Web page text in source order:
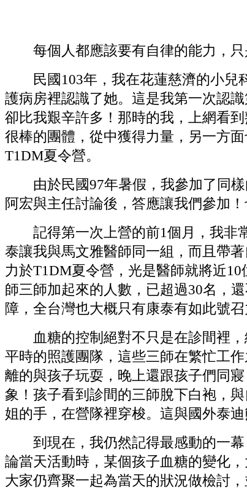
每個人都應該要有自律的能力，只
民國103年，我在花蓮慈濟的小兒科
護病房裡認識了她。這是我第一次認
卻比我艱辛許多！那時的我，上網看
很棒的團體，從中獲得力量，另一方
T1DM夏令營。
由於民國97年暑假，我參加了同樣
阿宏與主任討論後，答應讓我們參加
記得第一次上營的前1個月，我非常
泰讓我與馬文雅醫師同一組，而且帶
力於T1DM夏令營，光是醫師就將近
師三師加起來的人數，已超過30名，
障，全台灣也大概只有康泰有如此號召
血糖的控制絕對不只是在診間裡，
平時的照護團隊，這些三師在繁忙工
離的與孩子玩耍，晚上還跟孩子們同
象！孩子看到診間的三師脫下白袍，
姐的手，在營隊裡穿梭。這與國外泰
到現在，我仍然記得最感動的一幕
論當天活動時，某個孩子血糖的變化
大家仍齊聚一起為當天的狀況做檢討